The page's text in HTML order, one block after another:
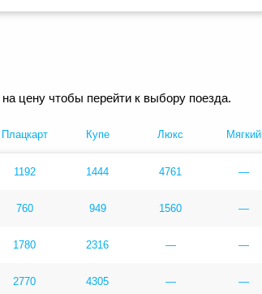
на цену чтобы перейти к выбору поезда.
Плацкарт Купе Люкс Мягкий
1192 1444 4761 —
760 949 1560 —
1780 2316 — —
2770 4305 — —